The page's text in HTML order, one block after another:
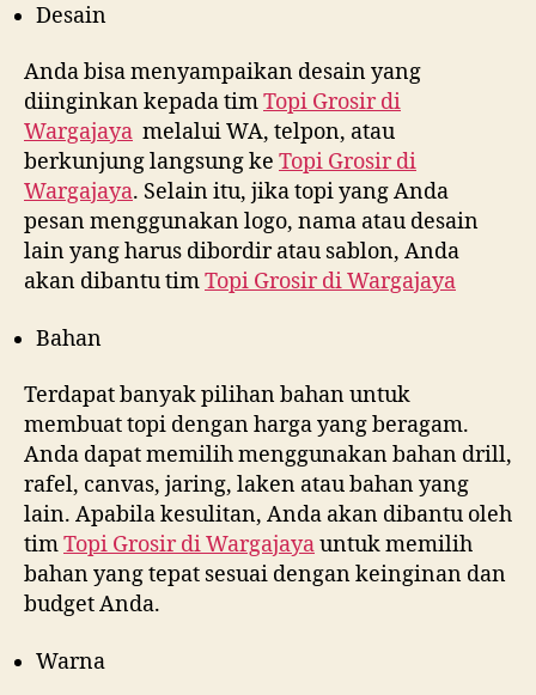
Desain
Anda bisa menyampaikan desain yang
diinginkan kepada timTopi Grosir di
Wargajaya melalui WA, telpon, atau
berkunjung langsung ke Topi Grosir di
Wargajaya. Selain itu, jika topi yang Anda
pesan menggunakan logo, nama atau desain
lain yang harus dibordir atau sablon, Anda
akan dibantu timTopi Grosir diWargajaya
Bahan
Terdapat banyak pilihan bahan untuk
membuat topi dengan harga yang beragam.
Anda dapat memilih menggunakan bahan drill,
rafel, canvas, jaring, laken atau bahan yang
lain. Apabila kesulitan, Anda akan dibantu oleh
timTopi Grosir diWargajayauntuk memilih
bahan yang tepat sesuai dengan keinginan dan
budget Anda.
Warna